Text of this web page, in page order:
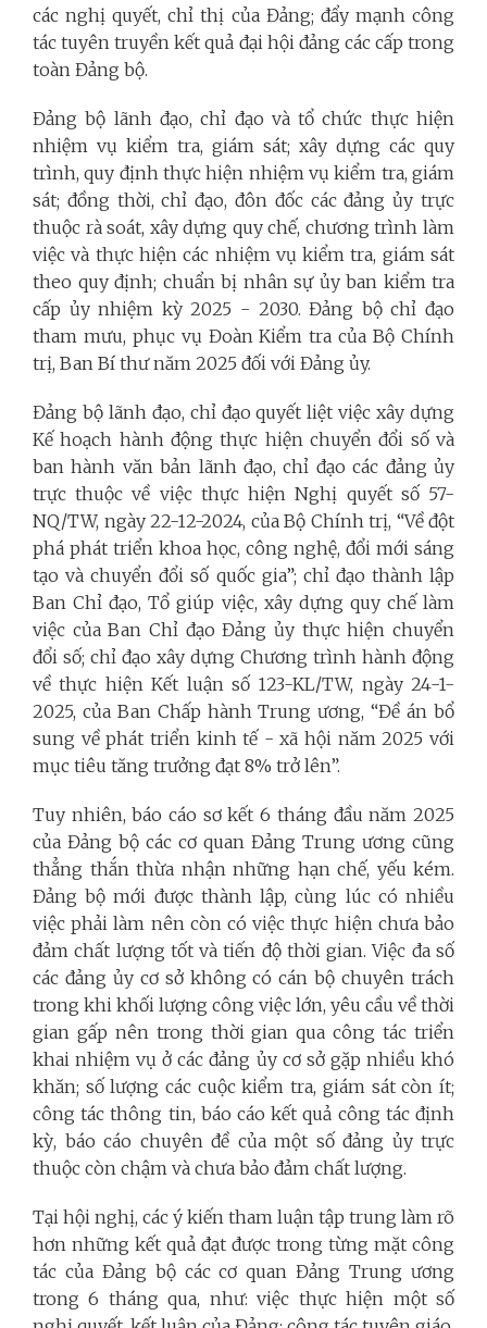
các nghị quyết, chỉ thị của Đảng; đẩy mạnh công
tác tuyên truyền kết quả đại hội đảng các cấp trong
toàn Đảng bộ.
Đảng bộ lãnh đạo, chỉ đạo và tổ chức thực hiện
nhiệm vụ kiểm tra, giám sát; xây dựng các quy
trình, quy định thực hiện nhiệm vụ kiểm tra, giám
sát; đồng thời, chỉ đạo, đôn đốc các đảng ủy trực
thuộc rà soát, xây dựng quy chế, chương trình làm
việc và thực hiện các nhiệm vụ kiểm tra, giám sát
theo quy định; chuẩn bị nhân sự ủy ban kiểm tra
cấp ủy nhiệm kỳ 2025 - 2030. Đảng bộ chỉ đạo
tham mưu, phục vụ Đoàn Kiểm tra của Bộ Chính
trị, Ban Bí thư năm 2025 đối với Đảng ủy.
Đảng bộ lãnh đạo, chỉ đạo quyết liệt việc xây dựng
Kế hoạch hành động thực hiện chuyển đổi số và
ban hành văn bản lãnh đạo, chỉ đạo các đảng ủy
trực thuộc về việc thực hiện Nghị quyết số 57-
NQ/TW, ngày 22-12-2024, của Bộ Chính trị, “Về đột
phá phát triển khoa học, công nghệ, đổi mới sáng
tạo và chuyển đổi số quốc gia”; chỉ đạo thành lập
Ban Chỉ đạo, Tổ giúp việc, xây dựng quy chế làm
việc của Ban Chỉ đạo Đảng ủy thực hiện chuyển
đổi số; chỉ đạo xây dựng Chương trình hành động
về thực hiện Kết luận số 123-KL/TW, ngày 24-1-
2025, của Ban Chấp hành Trung ương, “Đề án bổ
sung về phát triển kinh tế - xã hội năm 2025 với
mục tiêu tăng trưởng đạt 8% trở lên”.
Tuy nhiên, báo cáo sơ kết 6 tháng đầu năm 2025
của Đảng bộ các cơ quan Đảng Trung ương cũng
thẳng thắn thừa nhận những hạn chế, yếu kém.
Đảng bộ mới được thành lập, cùng lúc có nhiều
việc phải làm nên còn có việc thực hiện chưa bảo
đảm chất lượng tốt và tiến độ thời gian. Việc đa số
các đảng ủy cơ sở không có cán bộ chuyên trách
trong khi khối lượng công việc lớn, yêu cầu về thời
gian gấp nên trong thời gian qua công tác triển
khai nhiệm vụ ở các đảng ủy cơ sở gặp nhiều khó
khăn; số lượng các cuộc kiểm tra, giám sát còn ít;
công tác thông tin, báo cáo kết quả công tác định
kỳ, báo cáo chuyên đề của một số đảng ủy trực
thuộc còn chậm và chưa bảo đảm chất lượng.
Tại hội nghị, các ý kiến tham luận tập trung làm rõ
hơn những kết quả đạt được trong từng mặt công
tác của Đảng bộ các cơ quan Đảng Trung ương
trong 6 tháng qua, như: việc thực hiện một số